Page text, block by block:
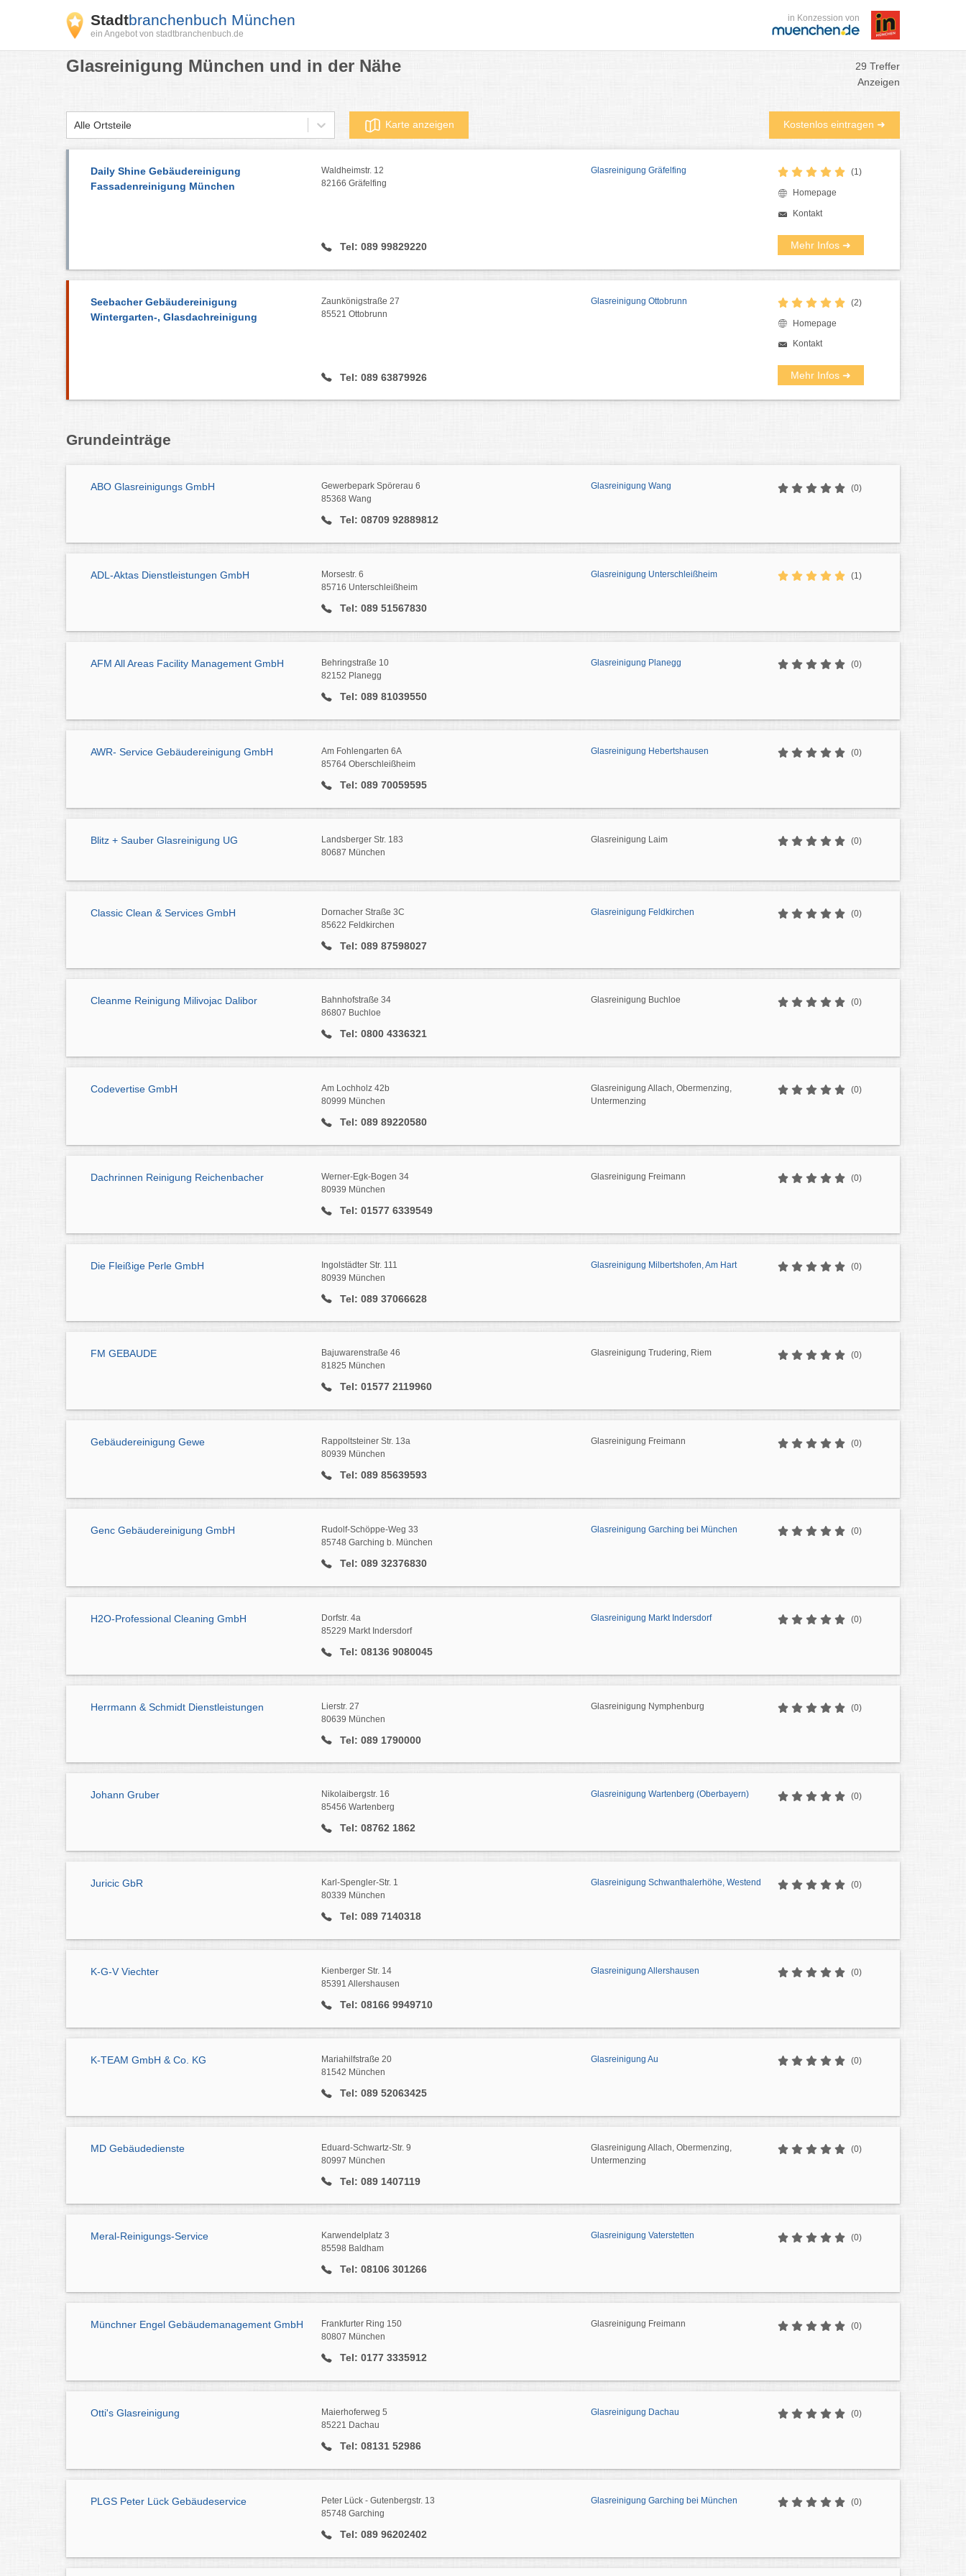
Stadtbranchenbuch München
ein Angebot von stadtbranchenbuch.de
in Konzession von
Glasreinigung München und in der Nähe
29 Treffer
Anzeigen
Alle Ortsteile Karte anzeigen Kostenlos eintragen ➜
Daily Shine Gebäudereinigung
Fassadenreinigung München
Waldheimstr. 12
82166 Gräfelfing
Tel: 089 99829220
Glasreinigung Gräfelfing (1)
Homepage
Kontakt
Mehr Infos ➜
Seebacher Gebäudereinigung
Wintergarten-, Glasdachreinigung
Zaunkönigstraße 27
85521 Ottobrunn
Tel: 089 63879926
Glasreinigung Ottobrunn (2)
Homepage
Kontakt
Mehr Infos ➜
Grundeinträge
ABO Glasreinigungs GmbH
Gewerbepark Spörerau 6
85368 Wang
Tel: 08709 92889812
Glasreinigung Wang (0)
ADL-Aktas Dienstleistungen GmbH
Morsestr. 6
85716 Unterschleißheim
Tel: 089 51567830
Glasreinigung Unterschleißheim (1)
AFM All Areas Facility Management GmbH
Behringstraße 10
82152 Planegg
Tel: 089 81039550
Glasreinigung Planegg (0)
AWR- Service Gebäudereinigung GmbH
Am Fohlengarten 6A
85764 Oberschleißheim
Tel: 089 70059595
Glasreinigung Hebertshausen (0)
Blitz + Sauber Glasreinigung UG
Landsberger Str. 183
80687 München
Glasreinigung Laim (0)
Classic Clean & Services GmbH
Dornacher Straße 3C
85622 Feldkirchen
Tel: 089 87598027
Glasreinigung Feldkirchen (0)
Cleanme Reinigung Milivojac Dalibor
Bahnhofstraße 34
86807 Buchloe
Tel: 0800 4336321
Glasreinigung Buchloe (0)
Codevertise GmbH
Am Lochholz 42b
80999 München
Tel: 089 89220580
Glasreinigung Allach, Obermenzing,
Untermenzing
(0)
Dachrinnen Reinigung Reichenbacher
Werner-Egk-Bogen 34
80939 München
Tel: 01577 6339549
Glasreinigung Freimann (0)
Die Fleißige Perle GmbH
Ingolstädter Str. 111
80939 München
Tel: 089 37066628
Glasreinigung Milbertshofen, Am Hart (0)
FM GEBAUDE
Bajuwarenstraße 46
81825 München
Tel: 01577 2119960
Glasreinigung Trudering, Riem (0)
Gebäudereinigung Gewe
Rappoltsteiner Str. 13a
80939 München
Tel: 089 85639593
Glasreinigung Freimann (0)
Genc Gebäudereinigung GmbH
Rudolf-Schöppe-Weg 33
85748 Garching b. München
Tel: 089 32376830
Glasreinigung Garching bei München (0)
H2O-Professional Cleaning GmbH
Dorfstr. 4a
85229 Markt Indersdorf
Tel: 08136 9080045
Glasreinigung Markt Indersdorf (0)
Herrmann & Schmidt Dienstleistungen
Lierstr. 27
80639 München
Tel: 089 1790000
Glasreinigung Nymphenburg (0)
Johann Gruber
Nikolaibergstr. 16
85456 Wartenberg
Tel: 08762 1862
Glasreinigung Wartenberg (Oberbayern) (0)
Juricic GbR
Karl-Spengler-Str. 1
80339 München
Tel: 089 7140318
Glasreinigung Schwanthalerhöhe, Westend (0)
K-G-V Viechter
Kienberger Str. 14
85391 Allershausen
Tel: 08166 9949710
Glasreinigung Allershausen (0)
K-TEAM GmbH & Co. KG
Mariahilfstraße 20
81542 München
Tel: 089 52063425
Glasreinigung Au (0)
MD Gebäudedienste
Eduard-Schwartz-Str. 9
80997 München
Tel: 089 1407119
Glasreinigung Allach, Obermenzing,
Untermenzing
(0)
Meral-Reinigungs-Service
Karwendelplatz 3
85598 Baldham
Tel: 08106 301266
Glasreinigung Vaterstetten (0)
Münchner Engel Gebäudemanagement GmbH
Frankfurter Ring 150
80807 München
Tel: 0177 3335912
Glasreinigung Freimann (0)
Otti's Glasreinigung
Maierhoferweg 5
85221 Dachau
Tel: 08131 52986
Glasreinigung Dachau (0)
PLGS Peter Lück Gebäudeservice
Peter Lück - Gutenbergstr. 13
85748 Garching
Tel: 089 96202402
Glasreinigung Garching bei München (0)